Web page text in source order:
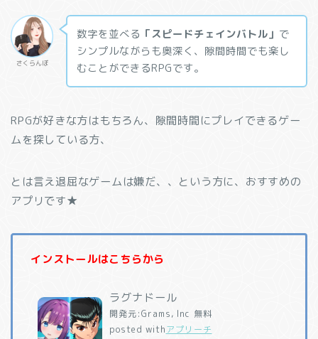
さくらんぼ
数字を並べる 「スピードチェインバトル」 で
シンプルながらも奥深く、隙間時間でも楽し
むことができるRPGです。
RPGが好きな方はもちろん、隙間時間にプレイできるゲー
ムを探している方、
とは言え退屈なゲームは嫌だ、、という方に、おすすめの
アプリです★
インストールはこちらから
ラグナドール
開発元:Grams, Inc 無料
posted withアプリーチ